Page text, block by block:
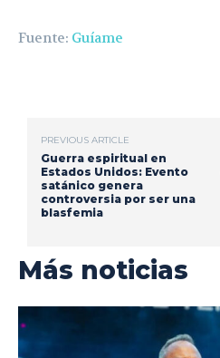
Fuente: Guíame
PREVIOUS ARTICLE
Guerra espiritual en
Estados Unidos: Evento
satánico genera
controversia por ser una
blasfemia
Más noticias